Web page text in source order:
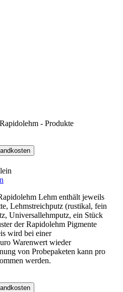
- Produkte
Lehm enthält jeweils
Lehmstreichputz (rustikal, fein
Universallehmputz, ein Stück
der Rapidolehm Pigmente
wird bei einer
Warenwert wieder
von Probepaketen kann pro
werden.